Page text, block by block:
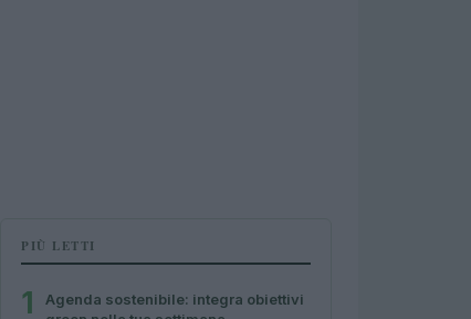
PIÙ LETTI
1
Agenda sostenibile: integra obiettivi